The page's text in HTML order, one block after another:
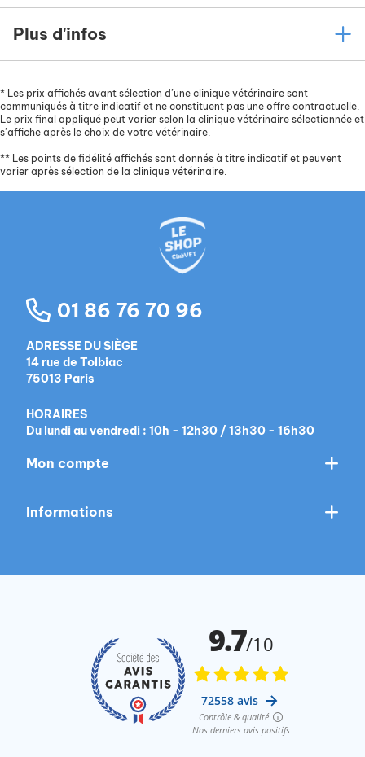
Plus d'infos
* Les prix affichés avant sélection d’une clinique vétérinaire sont
communiqués à titre indicatif et ne constituent pas une offre contractuelle.
Le prix final appliqué peut varier selon la clinique vétérinaire sélectionnée et
s’affiche après le choix de votre vétérinaire.
** Les points de fidélité affichés sont donnés à titre indicatif et peuvent
varier après sélection de la clinique vétérinaire.
01 86 76 70 96
ADRESSE DU SIÈGE
14 rue de Tolbiac
75013 Paris
HORAIRES
Du lundi au vendredi : 10h - 12h30 / 13h30 - 16h30
Mon compte
Informations